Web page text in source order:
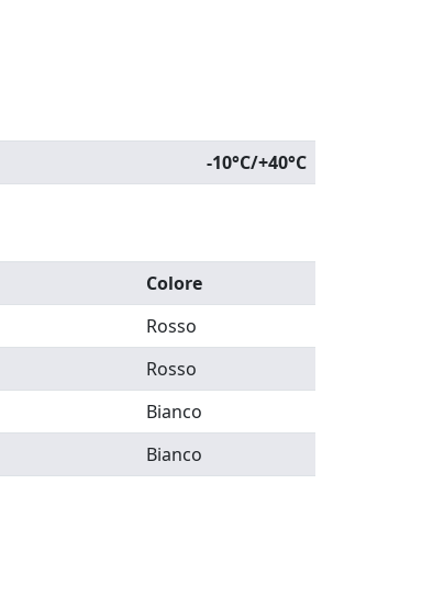
-10°C/+40°C
Colore
Rosso
Rosso
Bianco
Bianco